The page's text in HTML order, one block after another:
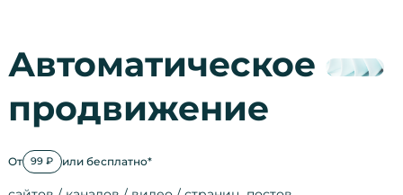
Автоматическое
продвижение
От 99 ₽ или бесплатно*